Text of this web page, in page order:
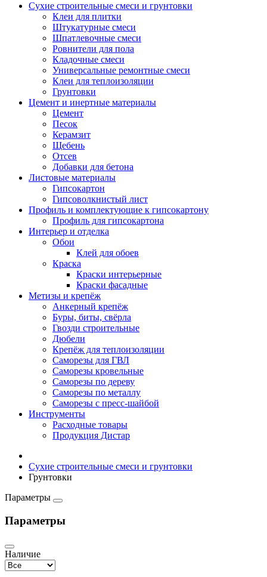
Сухие строительные смеси и грунтовки
Клеи для плитки
Штукатурные смеси
Шпатлевочные смеси
Ровнители для пола
Кладочные смеси
Универсальные ремонтные смеси
Клеи для теплоизоляции
Грунтовки
Цемент и инертные материалы
Цемент
Песок
Керамзит
Щебень
Отсев
Добавки для бетона
Листовые материалы
Гипсокартон
Гипсоволкнистый лист
Профиль и комплектующие к гипсокартону
Профиль для гипсокартона
Интерьер и отделка
Обои
Клей для обоев
Краска
Краски интерьерные
Краски фасадные
Метизы и крепёж
Анкерный крепёж
Буры, биты, свёрла
Гвозди строительные
Дюбели
Крепёж для теплоизоляции
Саморезы для ГВЛ
Саморезы кровельные
Саморезы по дереву
Саморезы по металлу
Саморезы с пресс-шайбой
Инструменты
Расходные товары
Продукция Дистар
Сухие строительные смеси и грунтовки
Грунтовки
Параметры
Параметры
Наличие